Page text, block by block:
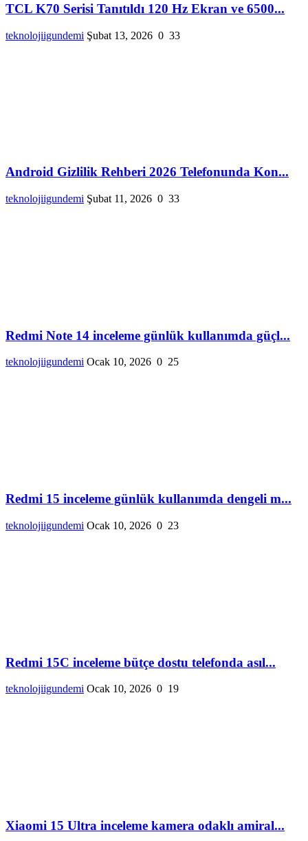
TCL K70 Serisi Tanıtıldı 120 Hz Ekran ve 6500...
teknolojiigundemi Şubat 13, 2026 0 33
Android Gizlilik Rehberi 2026 Telefonunda Kon...
teknolojiigundemi Şubat 11, 2026 0 33
Redmi Note 14 inceleme günlük kullanımda güçl...
teknolojiigundemi Ocak 10, 2026 0 25
Redmi 15 inceleme günlük kullanımda dengeli m...
teknolojiigundemi Ocak 10, 2026 0 23
Redmi 15C inceleme bütçe dostu telefonda asıl...
teknolojiigundemi Ocak 10, 2026 0 19
Xiaomi 15 Ultra inceleme kamera odaklı amiral...